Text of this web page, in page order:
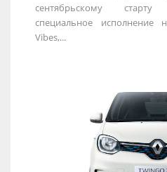
сентябрьскому
специальное исполнение
Vibes,...